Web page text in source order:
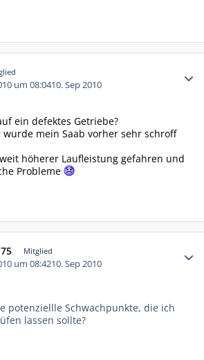
um 08:0410. Sep 2010
ein defektes Getriebe?
wurde mein Saab vorher sehr schroff
höherer Laufleistung gefahren und
Probleme
Mitglied
um 08:4210. Sep 2010
potenziellle Schwachpunkte, die ich
lassen sollte?